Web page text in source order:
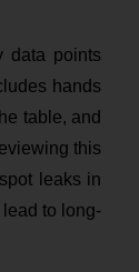
data points
hands
table, and
this
leaks in
to long-